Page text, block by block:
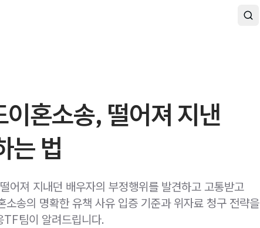
혼소송, 떨어져 지낸
는 법
어져 지내던 배우자의 부정행위를 발견하고 고통받고
소송의 명확한 유책 사유 입증 기준과 위자료 청구 전략을
TF팀이 알려드립니다.